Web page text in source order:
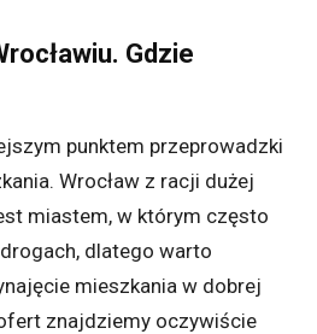
Gdzie
punktem przeprowadzki
Wrocław z racji dużej
miastem, w którym często
dlatego warto
mieszkania w dobrej
znajdziemy oczywiście